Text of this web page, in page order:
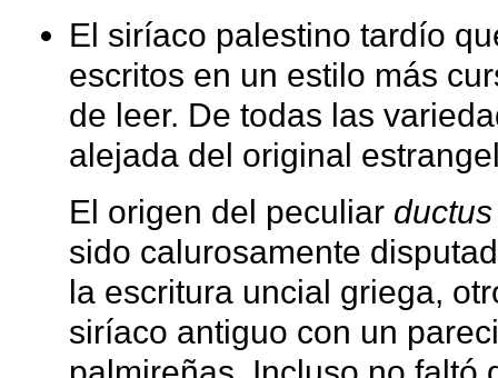
El siríaco palestino tardío
escritos en un estilo más
de leer. De todas las
alejada del original
El origen del peculiar ductus
sido calurosamente
la escritura uncial griega,
siríaco antiguo con un